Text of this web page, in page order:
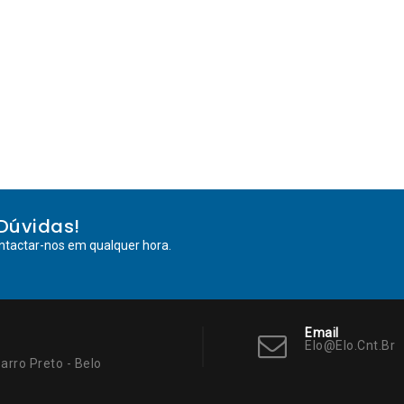
nos em qualquer hora.
Preto - Belo
Email
Elo@elo.cnt.br